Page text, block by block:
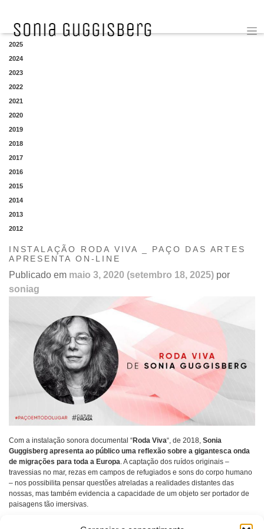
YEAR
2025
2024
2023
2022
2021
2020
2019
2018
2017
2016
2015
2014
2013
2012
INSTALAÇÃO RODA VIVA _ PAÇO DAS ARTES
APRESENTA ON-LINE
Publicado em maio 3, 2020 (setembro 18, 2025) por
soniag
Com a instalação sonora documental “Roda Viva“, de 2018, Sonia
Guggisberg apresenta ao público uma reflexão sobre a gigantesca onda
de migrações para toda a Europa. A captação dos ruídos originais –
travessias no mar, rezas em campos de refugiados e sons do corpo humano
– nos possibilita pensar questões atreladas a realidades distantes das
nossas, mas também evidencia a capacidade de um objeto ser portador de
paisagens tão imersivas.